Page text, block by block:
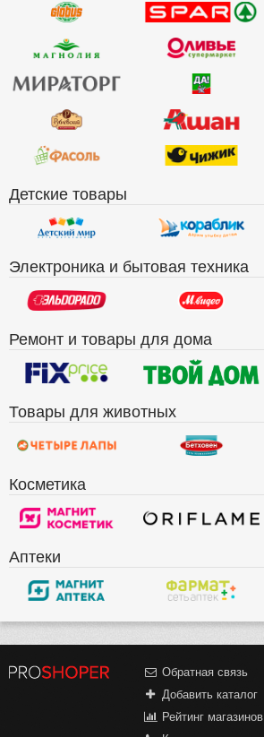
Детские товары
Электроника и бытовая техника
Ремонт и товары для дома
Товары для животных
Косметика
Аптеки
Обратная связь
Добавить каталог
Рейтинг магазинов